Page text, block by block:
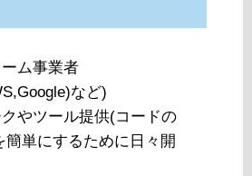
ム事業者
など)
やツール提供(コードの
簡単にするために日々開